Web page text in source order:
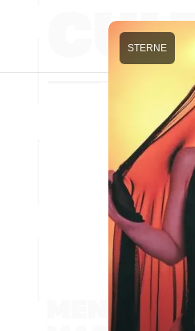
STERNE